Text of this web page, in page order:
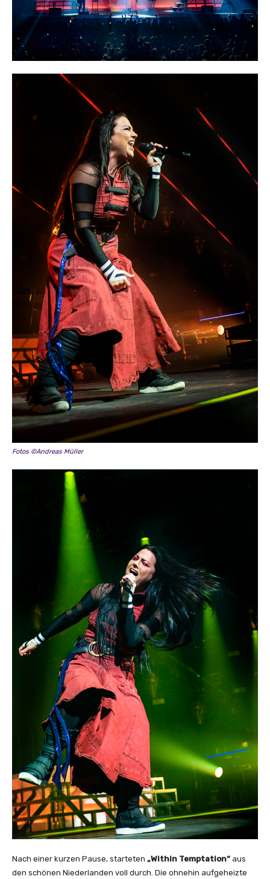
Fotos ©Andreas Müller
Nach einer kurzen Pause, starteten „Within Temptation“ aus
den schönen Niederlanden voll durch. Die ohnehin aufgeheizte